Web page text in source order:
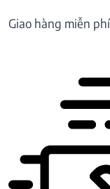
Giao hàng miễn phí